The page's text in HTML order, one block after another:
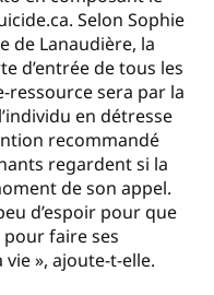
Selon Sophie
de Lanaudière, la
d’entrée de tous les
ressource sera par la
en détresse
recommandé
regardent si la
de son appel.
d’espoir pour que
pour faire ses
», ajoute-t-elle.